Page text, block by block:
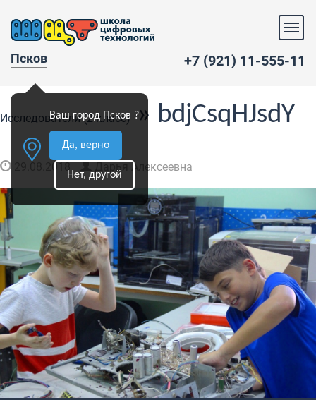
Псков
Ваш город Псков ?
Да, верно
Нет, другой
+7 (921) 11-555-11
Исследователи (2 класс) » bdjCsqHJsdY
29.08.2018 Дарья Алексеевна